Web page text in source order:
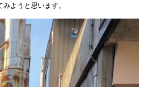
ようと思います。